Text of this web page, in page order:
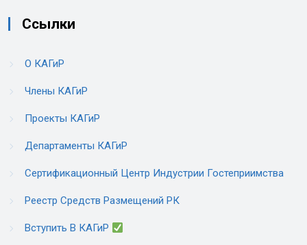
Ссылки
О КАГиР
Члены КАГиР
Проекты КАГиР
Департаменты КАГиР
Сертификационный Центр Индустрии Гостеприимства
Реестр Средств Размещений РК
Вступить В КАГиР